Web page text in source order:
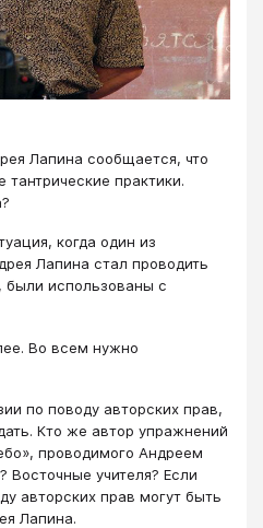
Лапина сообщается, что
практики.
когда один из
Лапина стал проводить
были использованы с
Во всем нужно
по поводу авторских прав,
Кто же автор упражнений
проводимого Андреем
учителя? Если
авторских прав могут быть
Лапина.